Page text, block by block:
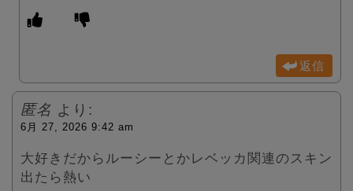
返信
匿名 より:
6月 27, 2026 9:42 am
大好きだからルーシーとかレベッカ関連のスキン
出たら熱い